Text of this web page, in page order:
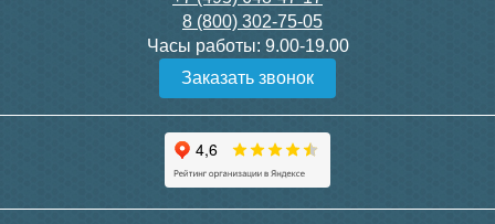
Конвектор ITT.080.200.1300
с решеткой GRILL.SGW-20-
Конвектор ITT.080.200.1000
с решеткой GRILL.SGW-20-
Подробнее Подробнее
8 (800) 302-75-05
Часы работы: 9.00-19.00
Заказать звонок